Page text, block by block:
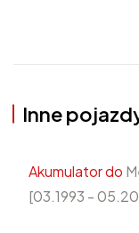
Inne
Akumulator do
[03.1993 -